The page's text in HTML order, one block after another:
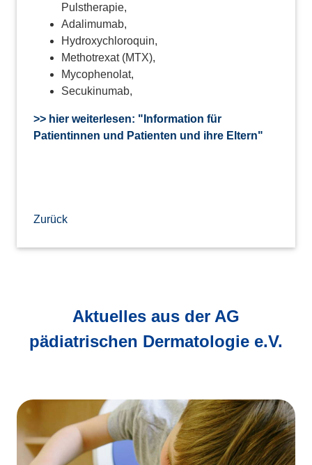
Pulstherapie,
Adalimumab,
Hydroxychloroquin,
Methotrexat (MTX),
Mycophenolat,
Secukinumab,
>> hier weiterlesen: "Information für
Patientinnen und Patienten und ihre Eltern"
Zurück
Aktuelles aus der AG
pädiatrischen Dermatologie e.V.